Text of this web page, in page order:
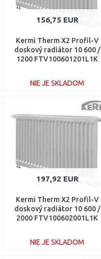
156,75 EUR
Kermi Therm X2 Profil-V
doskový radiátor 10 600 /
1200 FTV100601201L1K
NIE JE SKLADOM
DO KOŠÍKA
Porovnať
197,92 EUR
Kermi Therm X2 Profil-V
doskový radiátor 10 600 /
2000 FTV100602001L1K
NIE JE SKLADOM